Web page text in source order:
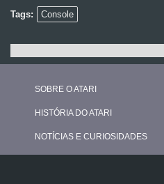
Tags: Console
SOBRE O ATARI
HISTÓRIA DO ATARI
NOTÍCIAS E CURIOSIDADES